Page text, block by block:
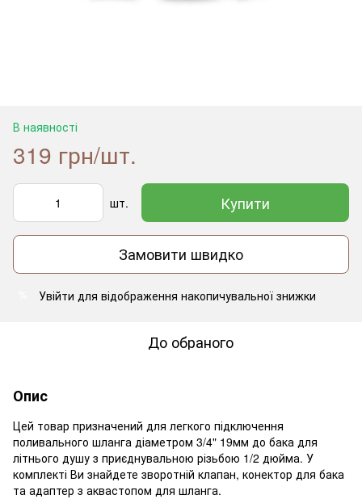
В наявності
319 грн/шт.
шт. Купити
Замовити швидко
Увійти для відображення накопичувальної знижки
До обраного
Опис
Цей товар призначений для легкого підключення
поливального шланга діаметром 3/4" 19мм до бака для
літнього душу з приєднувальною різьбою 1/2 дюйма. У
комплекті Ви знайдете зворотній клапан, конектор для бака
та адаптер з аквастопом для шланга.